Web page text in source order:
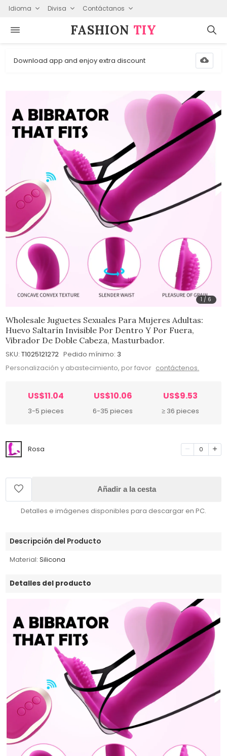
Idioma Divisa Contáctanos
FASHION⁠ TIY
Download app and enjoy extra discount
1 / 6
Wholesale Juguetes Sexuales Para Mujeres Adultas:
Huevo Saltarín Invisible Por Dentro Y Por Fuera,
Vibrador De Doble Cabeza, Masturbador.
SKU: T1025121272 Pedido mínimo: 3
Personalización y abastecimiento, por favor contáctenos.
US$11.04
3-5 pieces
US$10.06
6-35 pieces
US$9.53
≥ 36 pieces
Rosa 0
Añadir a la cesta
Detalles e imágenes disponibles para descargar en PC.
Descripción del Producto
Material: Silicona
Detalles del producto